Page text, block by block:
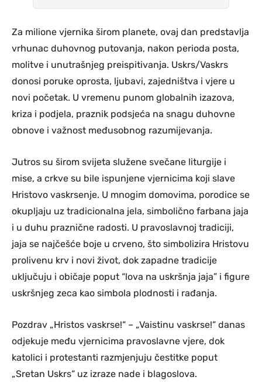
Za milione vjernika širom planete, ovaj dan predstavlja
vrhunac duhovnog putovanja, nakon perioda posta,
molitve i unutrašnjeg preispitivanja. Uskrs/Vaskrs
donosi poruke oprosta, ljubavi, zajedništva i vjere u
novi početak. U vremenu punom globalnih izazova,
kriza i podjela, praznik podsjeća na snagu duhovne
obnove i važnost međusobnog razumijevanja.
Jutros su širom svijeta služene svečane liturgije i
mise, a crkve su bile ispunjene vjernicima koji slave
Hristovo vaskrsenje. U mnogim domovima, porodice se
okupljaju uz tradicionalna jela, simbolično farbana jaja
i u duhu praznične radosti. U pravoslavnoj tradiciji,
jaja se najčešće boje u crveno, što simbolizira Hristovu
prolivenu krv i novi život, dok zapadne tradicije
uključuju i običaje poput “lova na uskršnja jaja” i figure
uskršnjeg zeca kao simbola plodnosti i rađanja.
Pozdrav „Hristos vaskrse!“ – „Vaistinu vaskrse!“ danas
odjekuje među vjernicima pravoslavne vjere, dok
katolici i protestanti razmjenjuju čestitke poput
„Sretan Uskrs“ uz izraze nade i blagoslova.